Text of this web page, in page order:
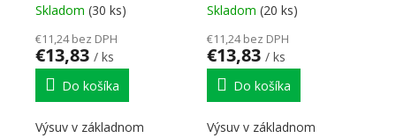
Skladom (30 ks)
€11,24 bez DPH
€13,83 / ks
Do košíka
Výsuv v základnom
Skladom (20 ks)
€11,24 bez DPH
€13,83 / ks
Do košíka
Výsuv v základnom